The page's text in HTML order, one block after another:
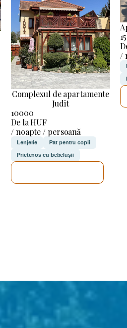
Complexul de apartamente
Judit
10000
De la HUF
/ noapte / persoană
Lenjerie Pat pentru copii
Prietenos cu bebelușii
/